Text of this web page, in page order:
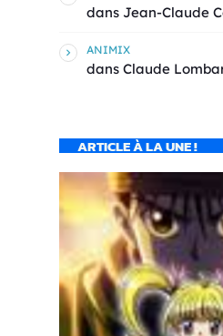
dans Jean-Claude
ANIMIX
dans Claude
ARTICLE À LA UNE !